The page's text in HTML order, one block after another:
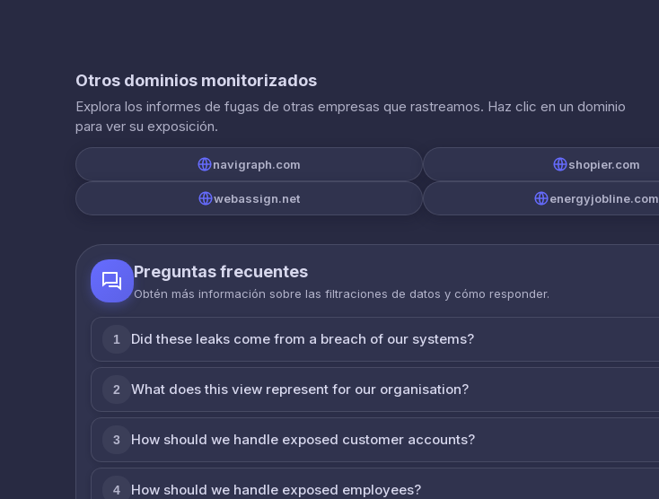
Otros dominios monitorizados
Explora los informes de fugas de otras empresas que rastreamos. Haz clic en un dominio
para ver su exposición.
navigraph.com shopier.com
webassign.net energyjobline.com
Preguntas frecuentes
Obtén más información sobre las filtraciones de datos y cómo responder.
1 Did these leaks come from a breach of our systems?
2 What does this view represent for our organisation?
3 How should we handle exposed customer accounts?
4 How should we handle exposed employees?